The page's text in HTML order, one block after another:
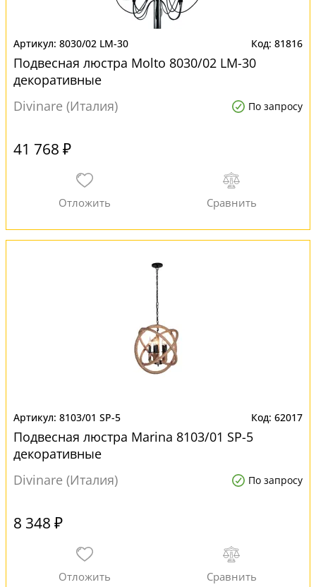
8030/02 LM-30 81816
Подвесная люстра Molto 8030/02 LM-30
декоративные
Divinare (Италия)
По запросу
41 768 ₽
8103/01 SP-5 62017
Подвесная люстра Marina 8103/01 SP-5
декоративные
Divinare (Италия)
По запросу
8 348 ₽